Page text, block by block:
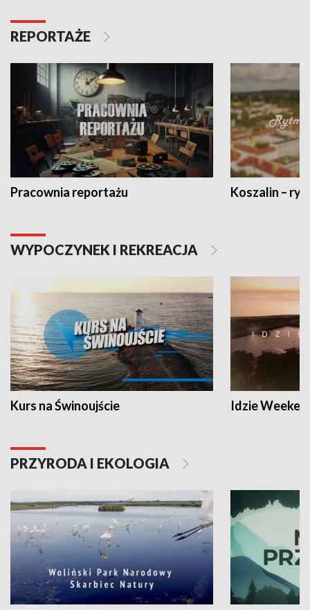
REPORTAŻE
Pracownia reportażu Koszalin –
WYPOCZYNEK I REKREACJA
Kurs na Świnoujście Idzie
PRZYRODA I EKOLOGIA